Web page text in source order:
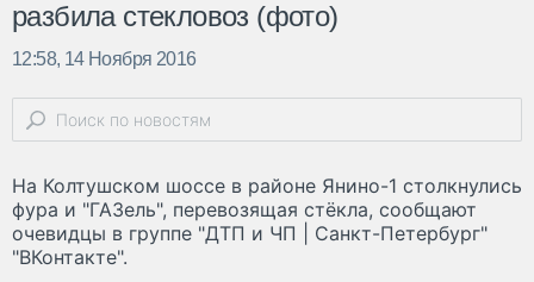
разбила стекловоз (фото)
12:58, 14 Ноября 2016
На Колтушском шоссе в районе Янино-1 столкнулись
фура и "ГАЗель", перевозящая стёкла, сообщают
очевидцы в группе "ДТП и ЧП | Санкт-Петербург"
"ВКонтакте".